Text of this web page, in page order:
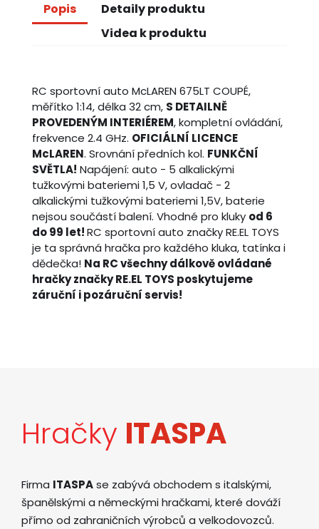
Popis
Detaily produktu
Videa k produktu
RC sportovní auto McLAREN 675LT COUPÉ,
měřítko 1:14, délka 32 cm, S DETAILNĚ
PROVEDENÝM INTERIÉREM, kompletní ovládání,
frekvence 2.4 GHz. OFICIÁLNÍ LICENCE
McLAREN. Srovnání předních kol. FUNKČNÍ
SVĚTLA! Napájení: auto - 5 alkalickými
tužkovými bateriemi 1,5 V, ovladač - 2
alkalickými tužkovými bateriemi 1,5V, baterie
nejsou součástí balení. Vhodné pro kluky od 6
do 99 let!RC sportovní auto značky RE.EL TOYS
je ta správná hračka pro každého kluka, tatínka i
dědečka! Na RC všechny dálkově ovládané
hračky značky RE.EL TOYS poskytujeme
záruční i pozáruční servis!
Hračky ITASPA
Firma ITASPAse zabývá obchodem s italskými,
španělskými a německými hračkami, které dováží
přímo od zahraničních výrobců a velkodovozců.